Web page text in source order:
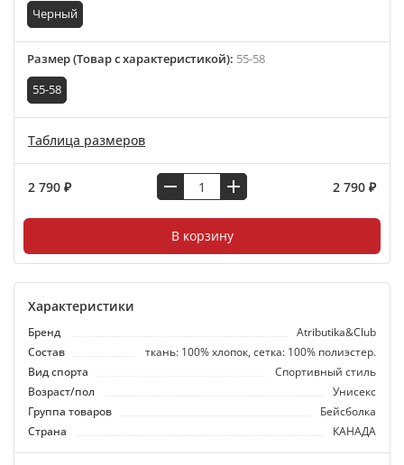
Черный
Размер (Товар с характеристикой): 55-58
55-58
Таблица размеров
2 790 ₽ 2 790 ₽
В корзину
Характеристики
Бренд
Atributika&Club
Состав
ткань: 100% хлопок, сетка: 100% полиэстер.
Вид спорта
Спортивный стиль
Возраст/пол
Унисекс
Группа товаров
Бейсболка
Страна
КАНАДА